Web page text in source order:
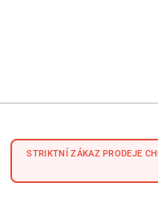
STRIKTNÍ ZÁKAZ PRODEJE